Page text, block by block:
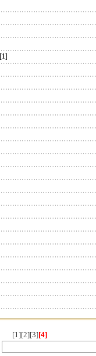
[1]
[1][2][3][4]